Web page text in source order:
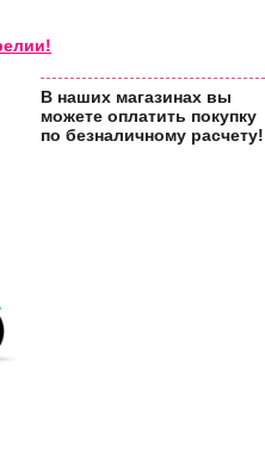
В наших магазинах вы
можете оплатить покупку
по безналичному расчету!